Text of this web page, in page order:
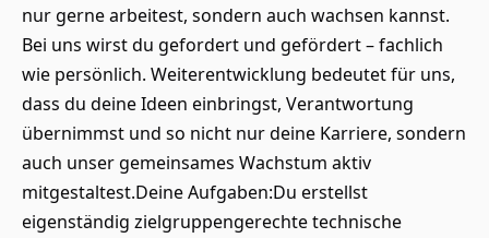
nur gerne arbeitest, sondern auch wachsen kannst.
Bei uns wirst du gefordert und gefördert – fachlich
wie persönlich. Weiterentwicklung bedeutet für uns,
dass du deine Ideen einbringst, Verantwortung
übernimmst und so nicht nur deine Karriere, sondern
auch unser gemeinsames Wachstum aktiv
mitgestaltest.Deine Aufgaben:Du erstellst
eigenständig zielgruppengerechte technische